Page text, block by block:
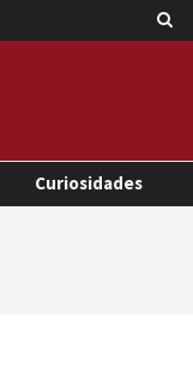
Curiosidades